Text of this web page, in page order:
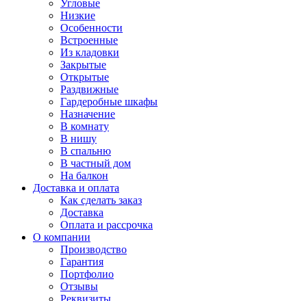
Угловые
Низкие
Особенности
Встроенные
Из кладовки
Закрытые
Открытые
Раздвижные
Гардеробные шкафы
Назначение
В комнату
В нишу
В спальню
В частный дом
На балкон
Доставка и оплата
Как сделать заказ
Доставка
Оплата и рассрочка
О компании
Производство
Гарантия
Портфолио
Отзывы
Реквизиты